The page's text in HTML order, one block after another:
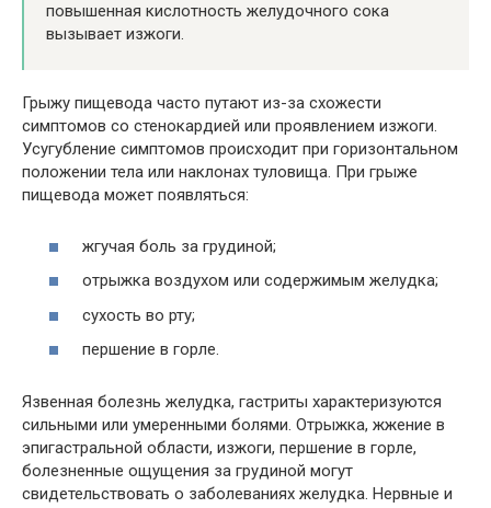
повышенная кислотность желудочного сока
вызывает изжоги.
Грыжу пищевода часто путают из-за схожести
симптомов со стенокардией или проявлением изжоги.
Усугубление симптомов происходит при горизонтальном
положении тела или наклонах туловища. При грыже
пищевода может появляться:
жгучая боль за грудиной;
отрыжка воздухом или содержимым желудка;
сухость во рту;
першение в горле.
Язвенная болезнь желудка, гастриты характеризуются
сильными или умеренными болями. Отрыжка, жжение в
эпигастральной области, изжоги, першение в горле,
болезненные ощущения за грудиной могут
свидетельствовать о заболеваниях желудка. Нервные и